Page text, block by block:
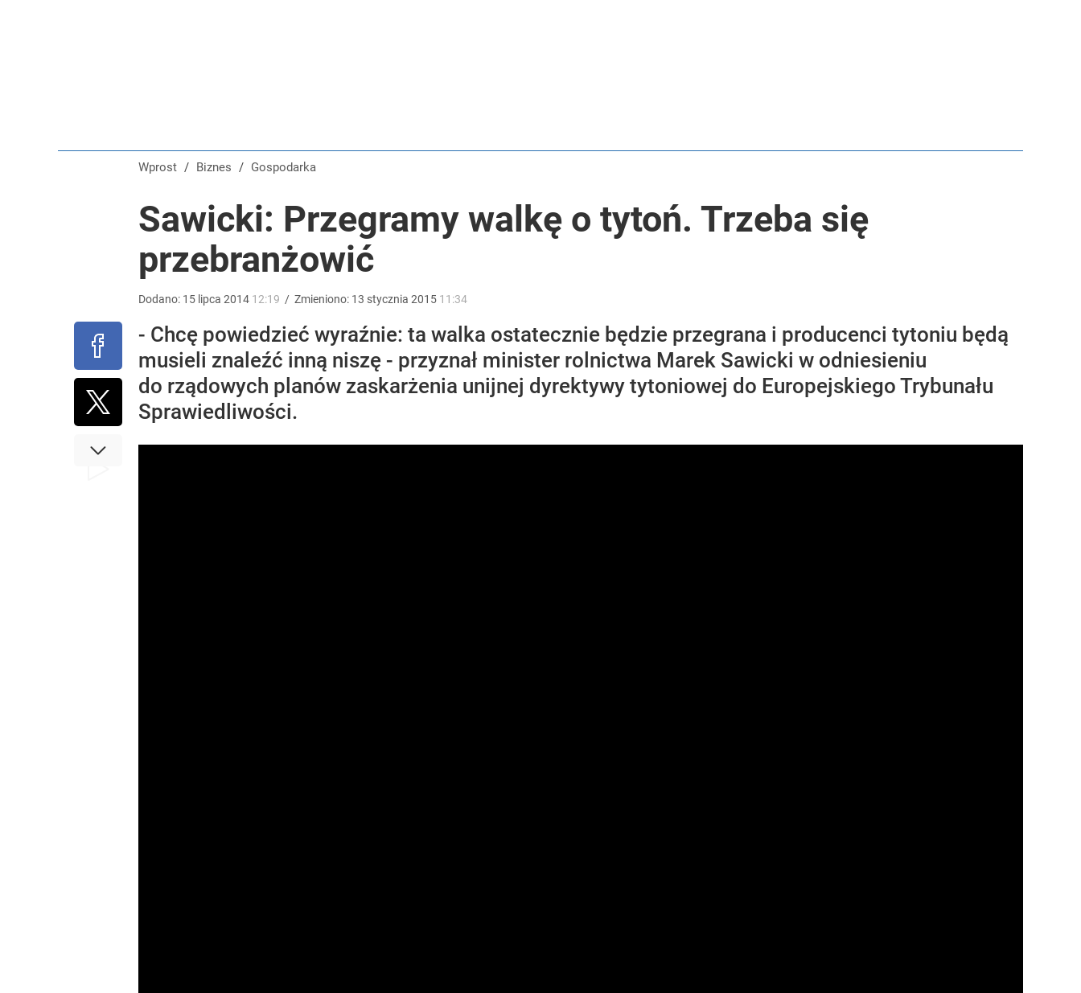
dodaj
Tajemnica paragonów grozy. Tak restauratorzy manipulują cenami nad morzem
Wprost / Biznes / Gospodarka
Sawicki: Przegramy walkę o tytoń. Trzeba się
przebranżowić
Dodano: 15 lipca 2014 12:19 / Zmieniono: 13 stycznia 2015 11:34
- Chcę powiedzieć wyraźnie: ta walka ostatecznie będzie przegrana i producenci tytoniu będą
musieli znaleźć inną niszę - przyznał minister rolnictwa Marek Sawicki w odniesieniu
do rządowych planów zaskarżenia unijnej dyrektywy tytoniowej do Europejskiego Trybunału
Sprawiedliwości.